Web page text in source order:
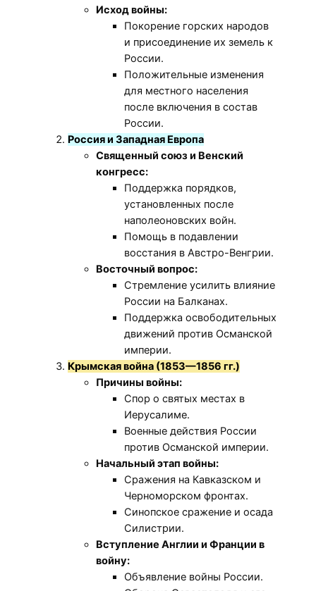
Исход войны:
Покорение горских народов
и присоединение их земель к
России.
Положительные изменения
для местного населения
после включения в состав
России.
Россия и Западная Европа
Священный союз и Венский
конгресс:
Поддержка порядков,
установленных после
наполеоновских войн.
Помощь в подавлении
восстания в Австро-Венгрии.
Восточный вопрос:
Стремление усилить влияние
России на Балканах.
Поддержка освободительных
движений против Османской
империи.
Крымская война (1853—1856 гг.)
Причины войны:
Спор о святых местах в
Иерусалиме.
Военные действия России
против Османской империи.
Начальный этап войны:
Сражения на Кавказском и
Черноморском фронтах.
Синопское сражение и осада
Силистрии.
Вступление Англии и Франции в
войну:
Объявление войны России.